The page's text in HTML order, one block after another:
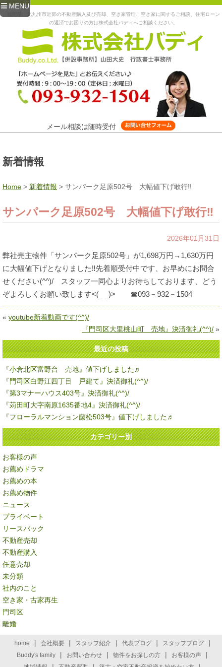
MENU
福岡県、北九州市近郊の不動産購入及び売却、空き家管理、空き家に関するご相談、住宅ローン
の返済でお困りの方は株式会社バディへご相談ください。
メール相談は随時受付
新着情報
Home > 新着情報 > サンパーク足原502号 大幅値下げ敢行‼
サンパーク足原502号 大幅値下げ敢行‼
2026年01月31日
弊社売主物件「サンパーク足原502号」が1,698万円→1,630万円
に大幅値下げとなりました‼先着順受付中です、お早めにお問合
せください(^^)/ スタッフ一同心よりお待ちしております、どう
ぞよろしくお願い致します<(_ _)> ☎093－932－1504
« youtube新着動画です(^^)/
『門司区大里桃山町 売地』決済御礼(^^)/ »
最近の投稿
『小倉北区富野台 売地』値下げしました♬
『門司区白野江四丁目 戸建て』決済御礼(^^)/
『第3マナーハウス403号』決済御礼(^^)/
『苅田町大字南原1635番地4』決済御礼(^^)/
『フローラルマンション藤松503号』値下げしました♬
カテゴリー別
お客様の声
お薦めドラマ
お薦めの本
お薦め物件
ニュース
プライベート
リースバック
不動産売却
不動産購入
任意売却
未分類
社内のこと
空き家・古家再生
門司区
離婚
home | 会社概要 | スタッフ紹介 | 代表ブログ | スタッフブログ |
Buddy's family | お問い合わせ | 物件をお探しの方 | お客様の声 |